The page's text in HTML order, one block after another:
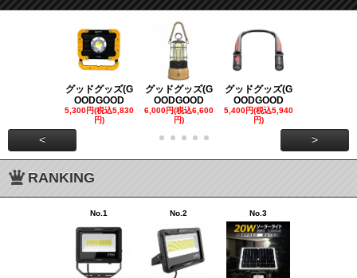
グッドグッズ(G
OODGOOD
5,300円(税込5,830
円)
グッドグッズ(G
OODGOOD
6,000円(税込6,600
円)
グッドグッズ(G
OODGOOD
5,400円(税込5,940
円)
< >
RANKING
No.1 No.2 No.3